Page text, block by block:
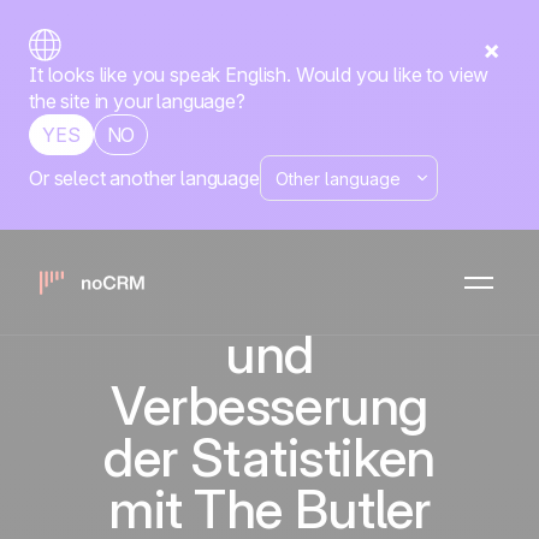
It looks like you speak English. Would you like to view
the site in your language?
YES
NO
Or select another language
Automatisierung
von
Arbeitsabläufen
und
Verbesserung
der Statistiken
mit The Butler